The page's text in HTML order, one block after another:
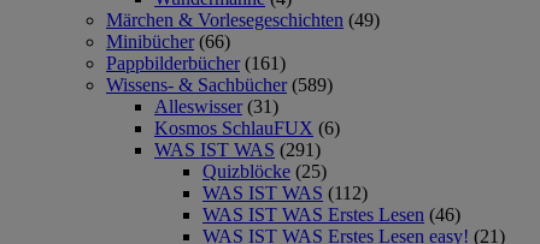
Märchen & Vorlesegeschichten (49)
Minibücher (66)
Pappbilderbücher (161)
Wissens- & Sachbücher (589)
Alleswisser (31)
Kosmos SchlauFUX (6)
WAS IST WAS (291)
Quizblöcke (25)
WAS IST WAS (112)
WAS IST WAS Erstes Lesen (46)
WAS IST WAS Erstes Lesen easy! (21)